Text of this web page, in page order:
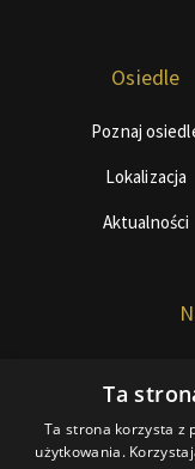
Osiedle
Poznaj
Lokalizacja
Aktualności
Ta
Ta strona korzysta z
użytkowania.